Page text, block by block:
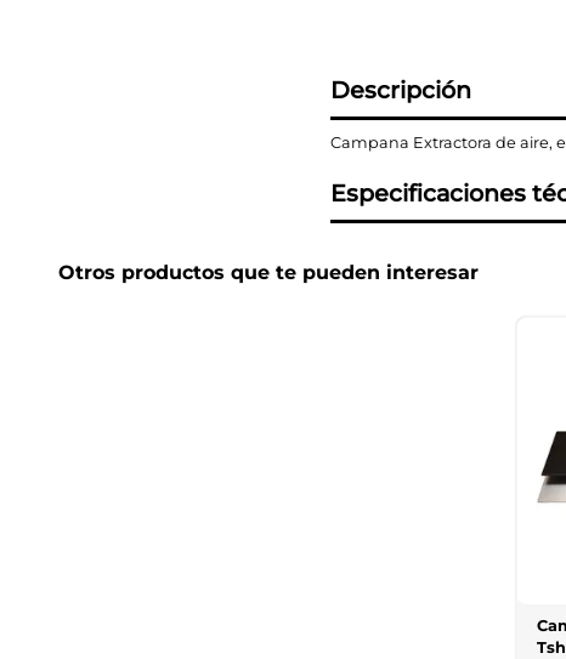
Descripción
Campana Extractora de aire,
Especificaciones
Otros productos que te pueden interesar